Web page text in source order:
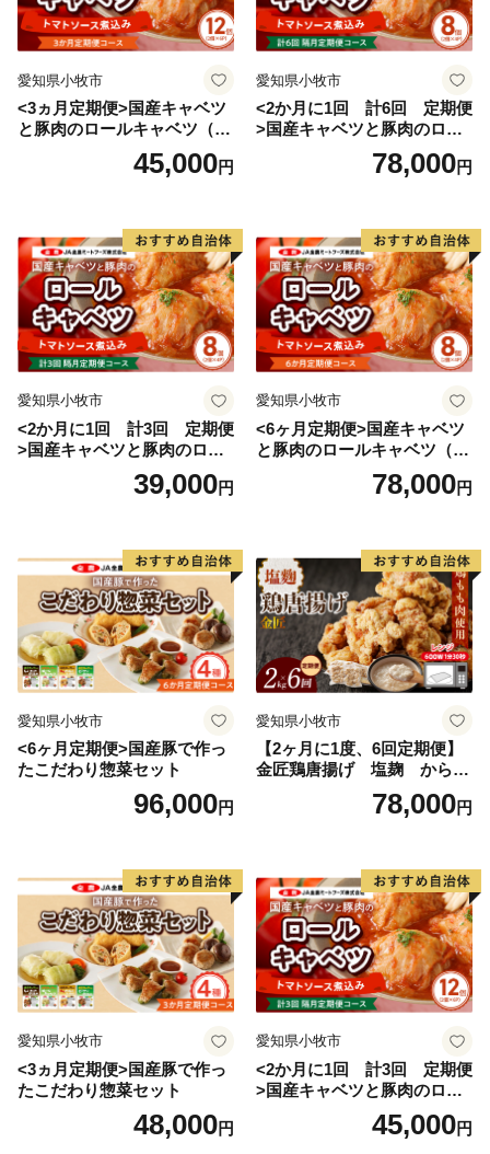
愛知県小牧市
<3ヵ月定期便>国産キャベツ
と豚肉のロールキャベツ（6P
45,000円
愛知県小牧市
<2か月に1回 計6回 定期便
>国産キャベツと豚肉のロー
ルキャベツ（4P入り）
78,000円
愛知県小牧市
<2か月に1回 計3回 定期便
>国産キャベツと豚肉のロー
ルキャベツ（4P入り）
39,000円
愛知県小牧市
<6ヶ月定期便>国産キャベツ
と豚肉のロールキャベツ（4P
78,000円
愛知県小牧市
<6ヶ月定期便>国産豚で作っ
たこだわり惣菜セット
96,000円
愛知県小牧市
【2ヶ月に1度、6回定期便】
金匠鶏唐揚げ 塩麹 からあ
78,000円
愛知県小牧市
<3ヵ月定期便>国産豚で作っ
たこだわり惣菜セット
48,000円
愛知県小牧市
<2か月に1回 計3回 定期便
>国産キャベツと豚肉のロー
ルキャベツ（6P入り）
45,000円